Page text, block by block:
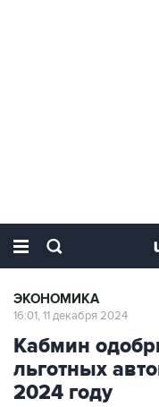
ЭКОНОМИКА
16:01, 11 декабря 2024
Кабмин
льготных
2024 году